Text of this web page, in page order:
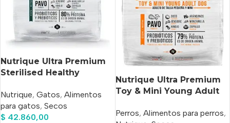
Nutrique Ultra Premium
Sterilised Healthy
Sabor Pavo x 2 kg
Nutrique, Gatos, Alimentos
para gatos, Secos
$ 42.860,00
Nutrique Ultra Premium
Toy & Mini Young Adult
Raza Mini Y Pequeña
Perros, Alimentos para perros,